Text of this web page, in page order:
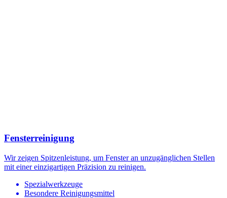
Fensterreinigung
Wir zeigen Spitzenleistung, um Fenster an unzugänglichen Stellen
mit einer einzigartigen Präzision zu reinigen.
Spezialwerkzeuge
Besondere Reinigungsmittel